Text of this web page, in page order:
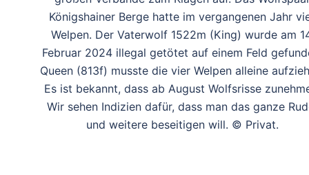
Königshainer Berge hatte im vergangenen Jahr
Welpen. Der Vaterwolf 1522m (King) wurde am
Februar 2024 illegal getötet auf einem Feld
Queen (813f) musste die vier Welpen alleine
Es ist bekannt, dass ab August Wolfsrisse
Wir sehen Indizien dafür, dass man das ganze
und weitere beseitigen will. © Privat.